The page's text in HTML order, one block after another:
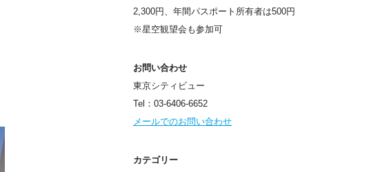
2,300円、年間パスポート所有者は500円
※星空観望会も参加可
お問い合わせ
東京シティビュー
Tel：03-6406-6652
メールでのお問い合わせ
カテゴリー